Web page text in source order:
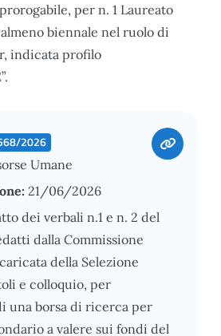
per n. 1 Laureato
biennale nel ruolo di
indicata profilo
2026
Umane
21/06/2026
dei verbali n.1 e n. 2 del
dalla Commissione
della Selezione
e colloquio, per
una borsa di ricerca per
a valere sui fondi del